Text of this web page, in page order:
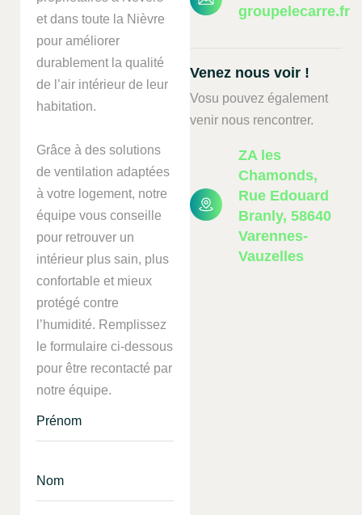
et dans toute la Nièvre
pour améliorer
durablement la qualité
de l’air intérieur de leur
habitation.
Grâce à des solutions
de ventilation adaptées
à votre logement, notre
équipe vous conseille
pour retrouver un
intérieur plus sain, plus
confortable et mieux
protégé contre
l’humidité. Remplissez
le formulaire ci-dessous
pour être recontacté par
notre équipe.
groupelecarre.fr
Venez nous voir !
Vosu pouvez également
venir nous rencontrer.
ZA les
Chamonds,
Rue Edouard
Branly, 58640
Varennes-
Vauzelles